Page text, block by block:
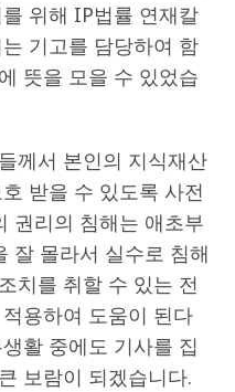
위해 IP법률 연재칼
기고를 담당하여 함
뜻을 모을 수 있었습
께서 본인의 지식재산
받을 수 있도록 사전
권리의 침해는 애초부
잘 몰라서 실수로 침해
치를 취할 수 있는 전
용하여 도움이 된다
활 중에도 기사를 집
보람이 되겠습니다.